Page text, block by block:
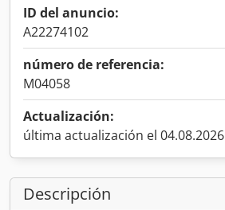
ID del anuncio:
A22274102
número de referencia:
M04058
Actualización:
última actualización el 04.08.2026
Descripción